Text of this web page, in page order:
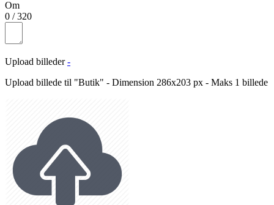
Om
0 /320
Upload billeder -
Upload billede til "Butik" - Dimension 286x203 px - Maks 1 billede